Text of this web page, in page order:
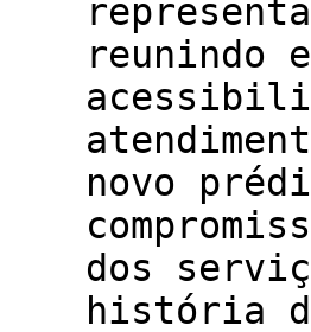
reunindo
novo
dos
história